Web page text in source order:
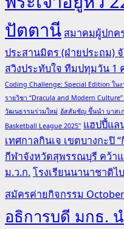
ปัตตานี สมาคมผู้ปกค
ประสานมิตร (ฝ่ายประถม)
สวิงประทับใจ ทีมปทุมวัน 1
Coding Challenge: Special Edition ในง
รายวิชา “Dracula and Modern
วัฒนธรรมร่วมใหม่ อัสสัมชัญ ขึ้นนำ บาสเ
Basketball League 2025" แฮปปี้แล
เทศกาลกินเจ เขตบางกะปิ
กีฬาจังหวัดสุพรรณบุรี คว้า
ม.ว.ก.โรงเรียนนานาชาติไ
สมัครค่ายกิจกรรม
อธิการบดี มกธ.